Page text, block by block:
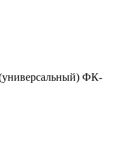
ФК-